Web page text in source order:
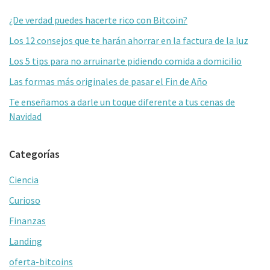
lateral
primaria
¿De verdad puedes hacerte rico con Bitcoin?
Los 12 consejos que te harán ahorrar en la factura de la luz
Los 5 tips para no arruinarte pidiendo comida a domicilio
Las formas más originales de pasar el Fin de Año
Te enseñamos a darle un toque diferente a tus cenas de
Navidad
Categorías
Ciencia
Curioso
Finanzas
Landing
oferta-bitcoins